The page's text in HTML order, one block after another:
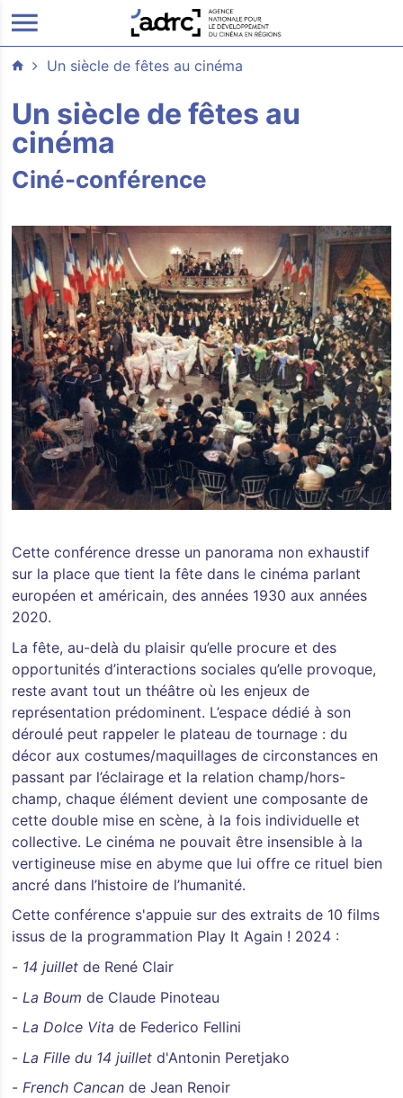
ALLER AU CONTENU PRINCIPAL
Un siècle de fêtes au cinéma
Un siècle de fêtes au
cinéma
Ciné-conférence
Cette conférence dresse un panorama non exhaustif
sur la place que tient la fête dans le cinéma parlant
européen et américain, des années 1930 aux années
2020.
La fête, au-delà du plaisir qu’elle procure et des
opportunités d’interactions sociales qu’elle provoque,
reste avant tout un théâtre où les enjeux de
représentation prédominent. L’espace dédié à son
déroulé peut rappeler le plateau de tournage : du
décor aux costumes/maquillages de circonstances en
passant par l’éclairage et la relation champ/hors-
champ, chaque élément devient une composante de
cette double mise en scène, à la fois individuelle et
collective. Le cinéma ne pouvait être insensible à la
vertigineuse mise en abyme que lui offre ce rituel bien
ancré dans l’histoire de l’humanité.
Cette conférence s'appuie sur des extraits de 10 films
issus de la programmation Play It Again ! 2024 :
- 14 juillet de René Clair
- La Boum de Claude Pinoteau
-La Dolce Vita de Federico Fellini
- La Fille du 14 juillet d'Antonin Peretjako
-French Cancan de Jean Renoir